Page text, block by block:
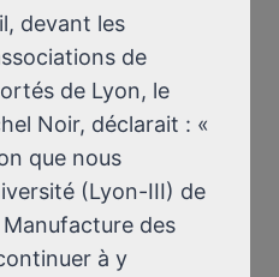
devant les
de
de Lyon, le
Noir, déclarait : «
que nous
(Lyon-III) de
des
à y